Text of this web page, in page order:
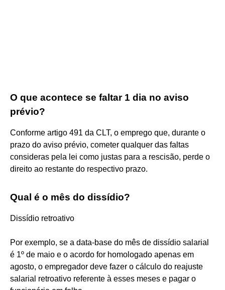
O que acontece se faltar 1 dia no aviso
prévio?
Conforme artigo 491 da CLT, o emprego que, durante o
prazo do aviso prévio, cometer qualquer das faltas
consideras pela lei como justas para a rescisão, perde o
direito ao restante do respectivo prazo.
Qual é o mês do dissídio?
Dissídio retroativo
Por exemplo, se a data-base do mês de dissídio salarial
é 1º de maio e o acordo for homologado apenas em
agosto, o empregador deve fazer o cálculo do reajuste
salarial retroativo referente à esses meses e pagar o